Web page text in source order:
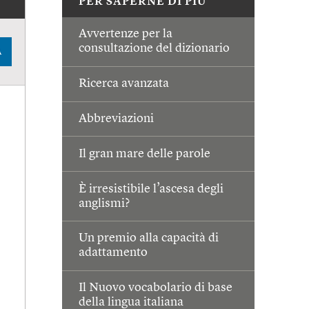
Avvertenze per la
consultazione del dizionario
Ricerca avanzata
Abbreviazioni
Il gran mare delle parole
È irresistibile l’ascesa degli
anglismi?
Un premio alla capacità di
adattamento
Il Nuovo vocabolario di base
della lingua italiana